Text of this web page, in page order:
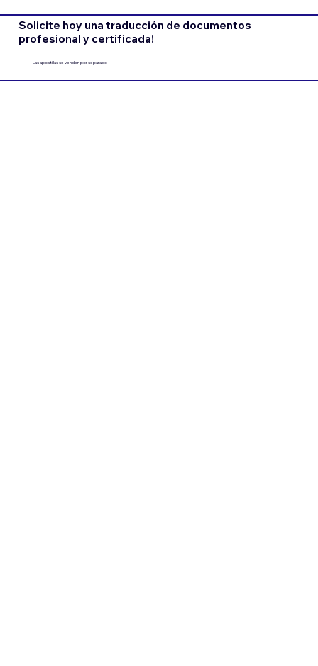
Solicite hoy una traducción de documentos
profesional y certificada!
Las apostillas se venden por separado